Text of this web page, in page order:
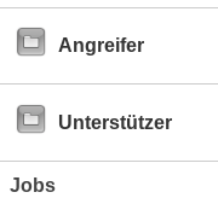
Angreifer
Unterstützer
Jobs